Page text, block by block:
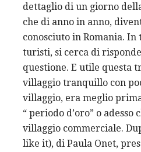
dettaglio di un giorno
che di anno in anno,
conosciuto in Romania.
turisti, si cerca di
questione. E utile questa
villaggio tranquillo con
villaggio, era meglio
“ periodo d’oro” o adesso
villaggio commerciale.
like it), di Paula Onet,